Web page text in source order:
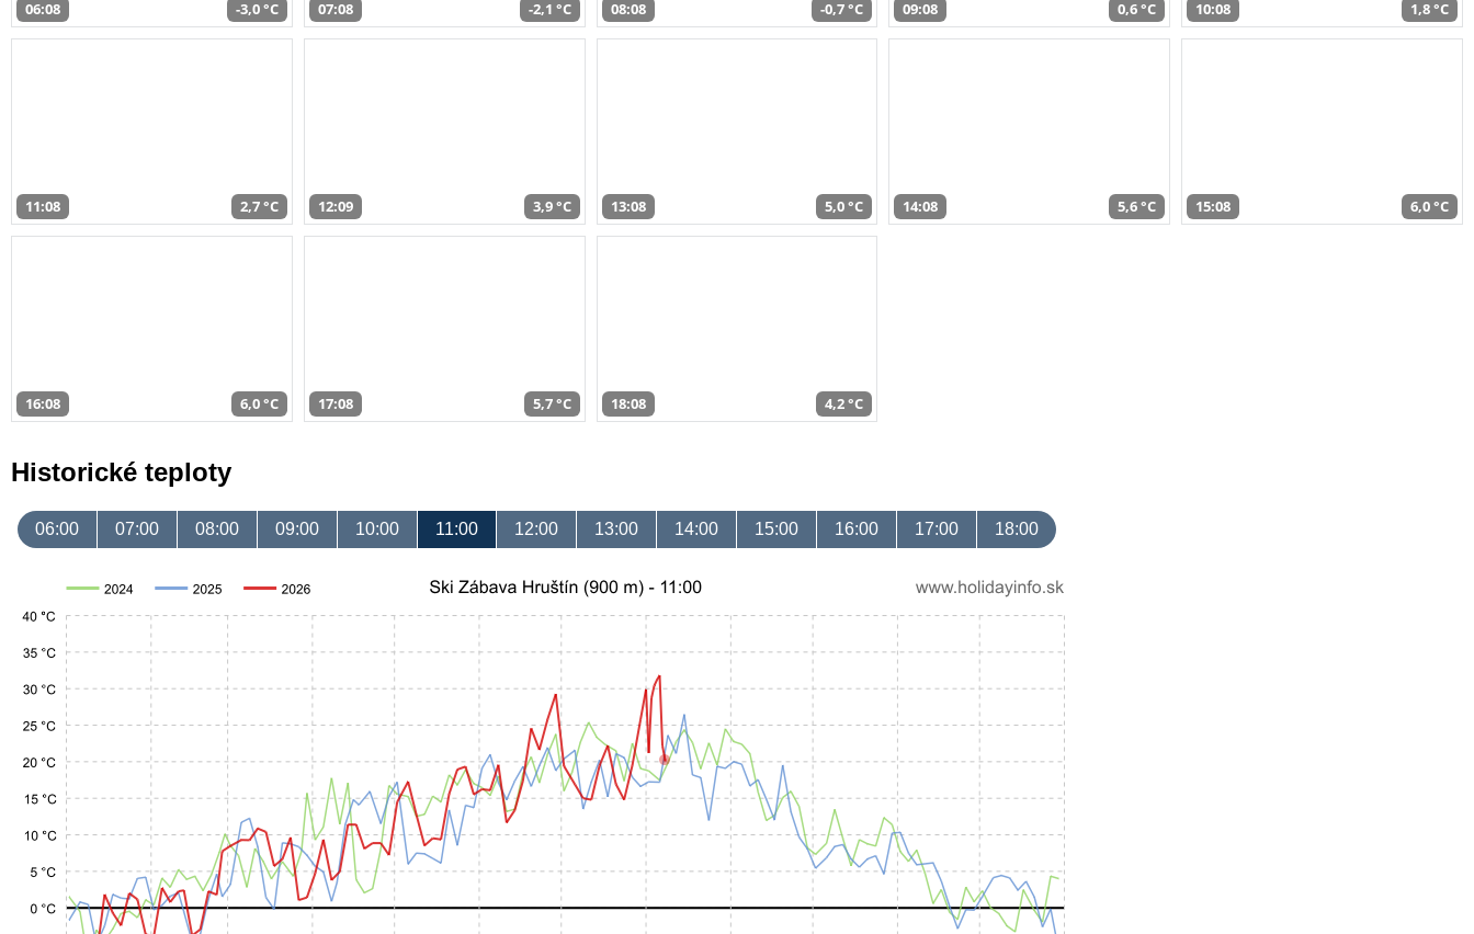
06:08 -3,0 °C 07:08 -2,1 °C 08:08 -0,7 °C 09:08 0,6 °C 10:08 1,8 °C
11:08 2,7 °C 12:09 3,9 °C 13:08 5,0 °C 14:08 5,6 °C 15:08 6,0 °C
16:08 6,0 °C 17:08 5,7 °C 18:08 4,2 °C
Historické teploty
06:00 07:00 08:00 09:00 10:00 11:00 12:00 13:00 14:00 15:00 16:00 17:00 18:00